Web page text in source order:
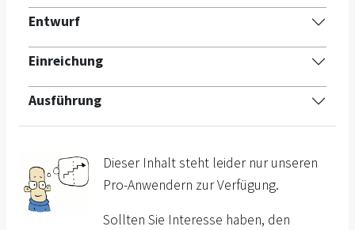
Entwurf
Einreichung
Ausführung
Dieser Inhalt steht leider nur unseren
Pro-Anwendern zur Verfügung.
Sollten Sie Interesse haben, den